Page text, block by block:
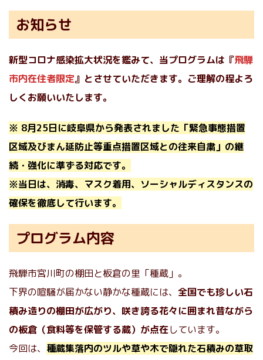
お知らせ
新型コロナ感染拡大状況を鑑みて、当プログラムは『飛騨
市内在住者限定』とさせていただきます。ご理解の程よろ
しくお願いいたします。
※ 8月25日に岐阜県から発表されました「緊急事態措置
区域及びまん延防止等重点措置区域との往来自粛」の継
続・強化に準ずる対応です。
※当日は、消毒、マスク着用、ソーシャルディスタンスの
確保を徹底して行います。
プログラム内容
飛騨市宮川町の棚田と板倉の里「種蔵」。
下界の喧騒が届かない静かな種蔵には、 全国でも珍しい石
積み造りの棚田が広がり、咲き誇る花々に囲まれ昔ながら
の板倉（食料等を保管する蔵）が点在しています。
今回は、 種蔵集落内のツルや草や木で隠れた石積みの草取